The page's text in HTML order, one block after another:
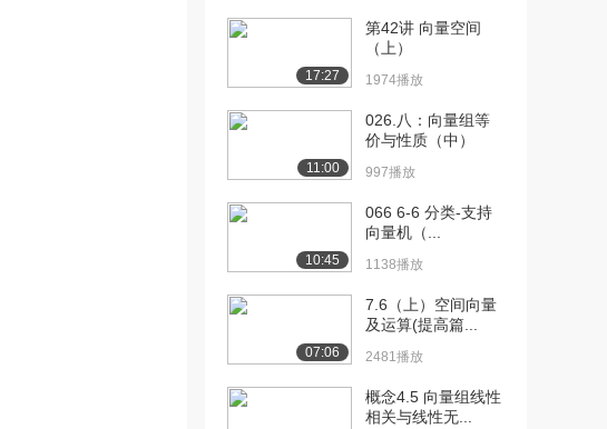
[11] 07-分块矩阵（上）
[12] 07-分块矩阵（下） 08:12
[13] 08-初等变换（上）
1380播放
[14] 08-初等变换（下）
[15] 09-初等矩阵（上） 11:01
1104播放
17:27
第42讲 向量空间
（上）
1974播放
11:00
026.八：向量组等
价与性质（中）
997播放
10:45
066 6-6 分类-支持
向量机（...
1138播放
07:06
7.6（上）空间向量
及运算(提高篇...
2481播放
概念4.5 向量组线性
相关与线性无...